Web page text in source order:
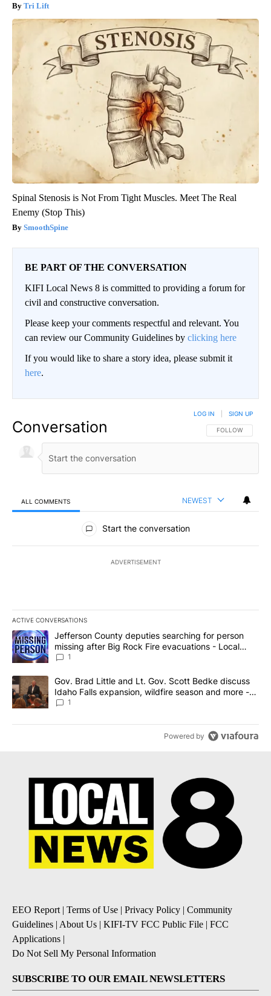
Tri Lift
Spinal Stenosis is Not From Tight Muscles. Meet The Real
Enemy (Stop This)
SmoothSpine
BE PART OF THE CONVERSATION
KIFI Local News 8 is committed to providing a forum for
civil and constructive conversation.
Please keep your comments respectful and relevant. You
can review our Community Guidelines by clicking here
If you would like to share a story idea, please submit it
here.
Conversation FOLLOW THIS
FOLLOW
LOG IN SIGN UP
ALL COMMENTS NEWEST
All Comments
Start the conversation
ADVERTISEMENT
ACTIVE CONVERSATIONS
The following is a list of the most commented articles in the last
A trending article titled "Jefferson County deputies searching
Jefferson County deputies searching for person
missing after Big Rock Fire evacuations - Local
News 8
1
A trending article titled "Gov. Brad Little and Lt. Gov. Scott
Gov. Brad Little and Lt. Gov. Scott Bedke discuss
Idaho Falls expansion, wildfire season and more -
Local News 8
1
Powered by
EEO Report| Terms of Use | Privacy Policy | Community
Guidelines | About Us | KIFI-TV FCC Public File | FCC
Applications |
Do Not Sell My Personal Information
SUBSCRIBE TO OUR EMAIL NEWSLETTERS